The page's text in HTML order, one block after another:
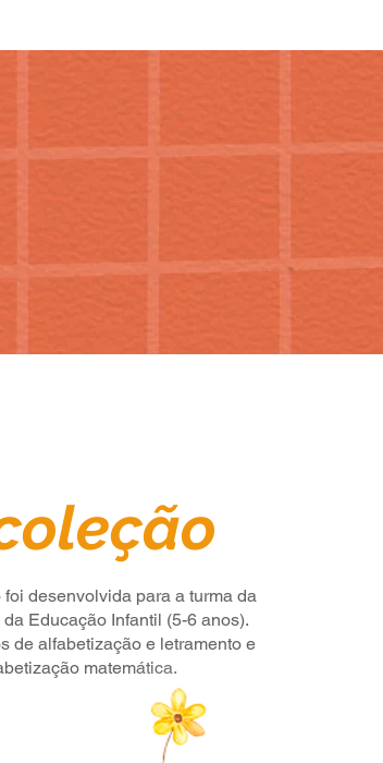
desenvolvida para a turma da
Educação Infantil (5-6 anos).
de alfabetização e letramento e
matemática.